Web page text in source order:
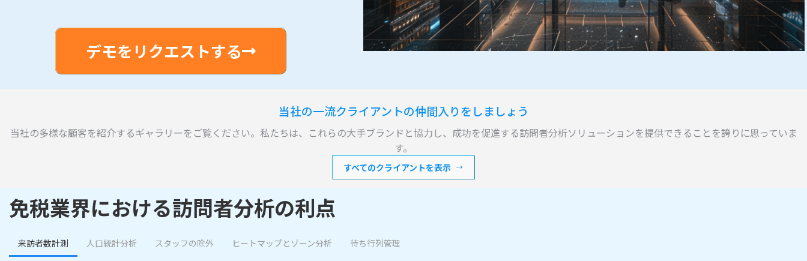
デモをリクエストする
当社の一流クライアントの仲間入りをしましょう
当社の多様な顧客を紹介するギャラリーをご覧ください。私たちは、これらの大手ブランドと協力し、成功を促進する訪問者分析ソリューションを提供できることを誇りに思っていま
す。
すべてのクライアントを表示
免税業界における訪問者分析の利点
来訪者数計測 人口統計分析 スタッフの除外 ヒートマップとゾーン分析 待ち行列管理